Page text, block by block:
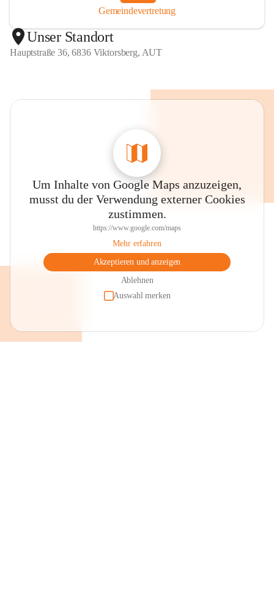
Gemeindevertretung
Unser Standort
Hauptstraße 36, 6836 Viktorsberg, AUT
Um Inhalte von Google Maps anzuzeigen,
musst du der Verwendung externer Cookies
zustimmen.
https://www.google.com/maps
Mehr erfahren
Akzeptieren und anzeigen
Ablehnen
Auswahl merken